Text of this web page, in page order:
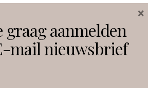
Facebook
aanmelden
mail nieuwsbrief
×